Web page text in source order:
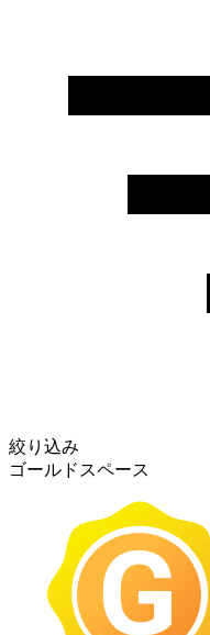
絞り込み
ゴールドスペース